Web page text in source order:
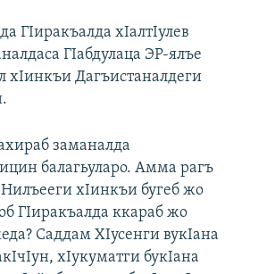
ГIиракъалда хIалтIулев
ГIабдулаца ЭР-ялъе
хIинкъи Дагъистаналдеги
заманалда
балагьуларо. Амма рагъ
Нилъееги хIинкъи бугеб жо
ГIиракъалда ккараб жо
Саддам ХIусенги вукIана
хIукуматги букIана